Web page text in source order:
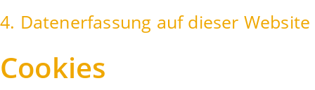
4. Datenerfassung auf dieser Website
Cookies